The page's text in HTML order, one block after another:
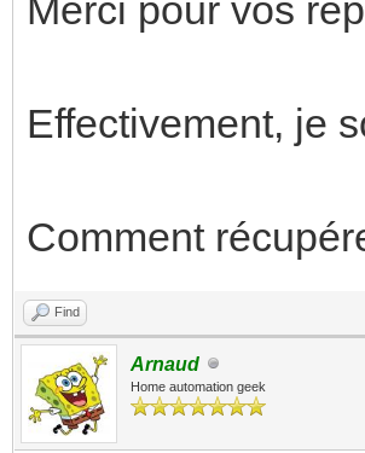
Merci pour vos
Effectivement, je
Comment
Find
Arnaud
Home automation geek